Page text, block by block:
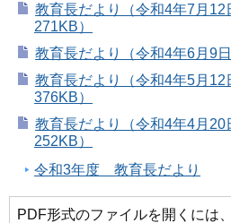
教育長だより（令和4年7月12
271KB）
教育長だより（令和4年6月9
教育長だより（令和4年5月12
376KB）
教育長だより（令和4年4月20
252KB）
令和3年度 教育長だより
PDF形式のファイルを開くには